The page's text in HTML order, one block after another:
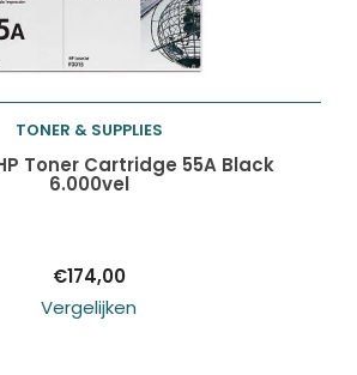
aan
TONER & SUPPLIES
Toner Cartridge 55A Black
6.000vel
€174,00
Vergelijken